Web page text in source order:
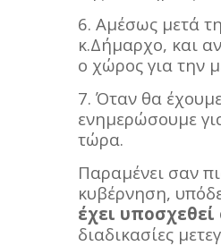
6. Αμέσως μετά
κ.Δήμαρχο, και
ο χώρος για την
7. Όταν θα
ενημερώσουμε
τώρα.
Παραμένει σαν
κυβέρνηση,
έχει
διαδικασίες